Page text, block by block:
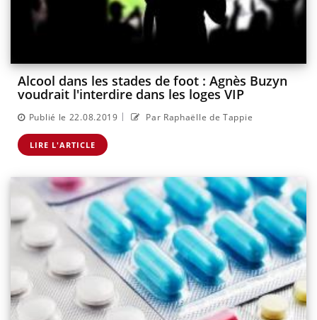
Alcool dans les stades de foot : Agnès Buzyn
voudrait l'interdire dans les loges VIP
Publié le 22.08.2019 | Par Raphaëlle de Tappie
LIRE L'ARTICLE